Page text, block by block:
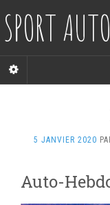
SPORT
5 JANVIER 2020
Auto-